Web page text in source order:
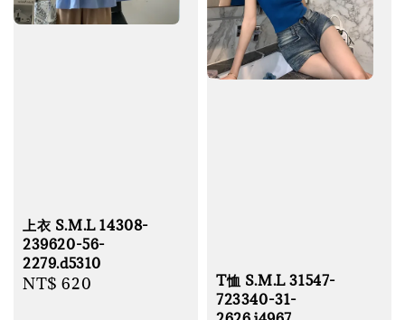
上衣 S.M.L 14308-
239620-56-
2279.d5310
Regular
NT$ 620
T恤 S.M.L 31547-
723340-31-